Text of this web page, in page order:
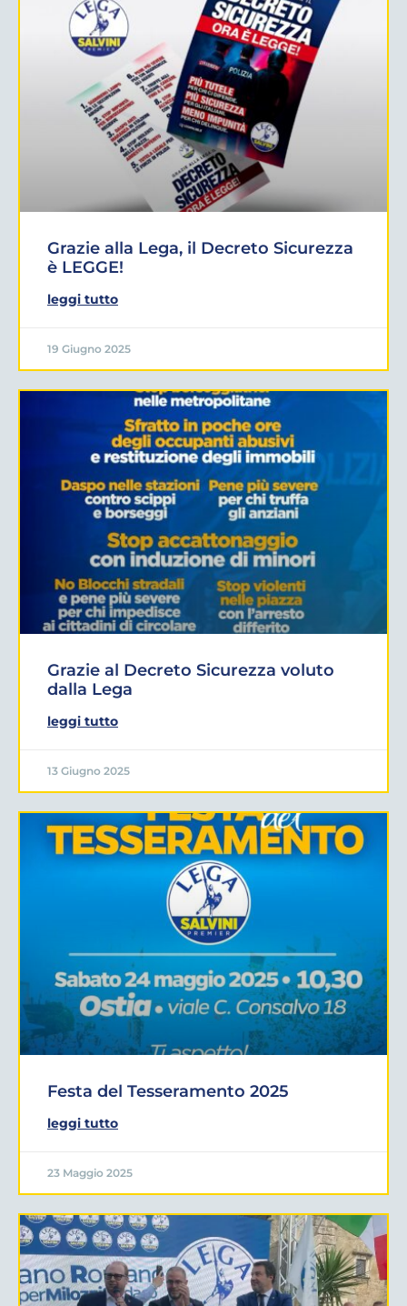
Grazie alla Lega, il Decreto Sicurezza
è LEGGE!
leggi tutto
19 Giugno 2025
Grazie al Decreto Sicurezza voluto
dalla Lega
leggi tutto
13 Giugno 2025
Festa del Tesseramento 2025
leggi tutto
23 Maggio 2025